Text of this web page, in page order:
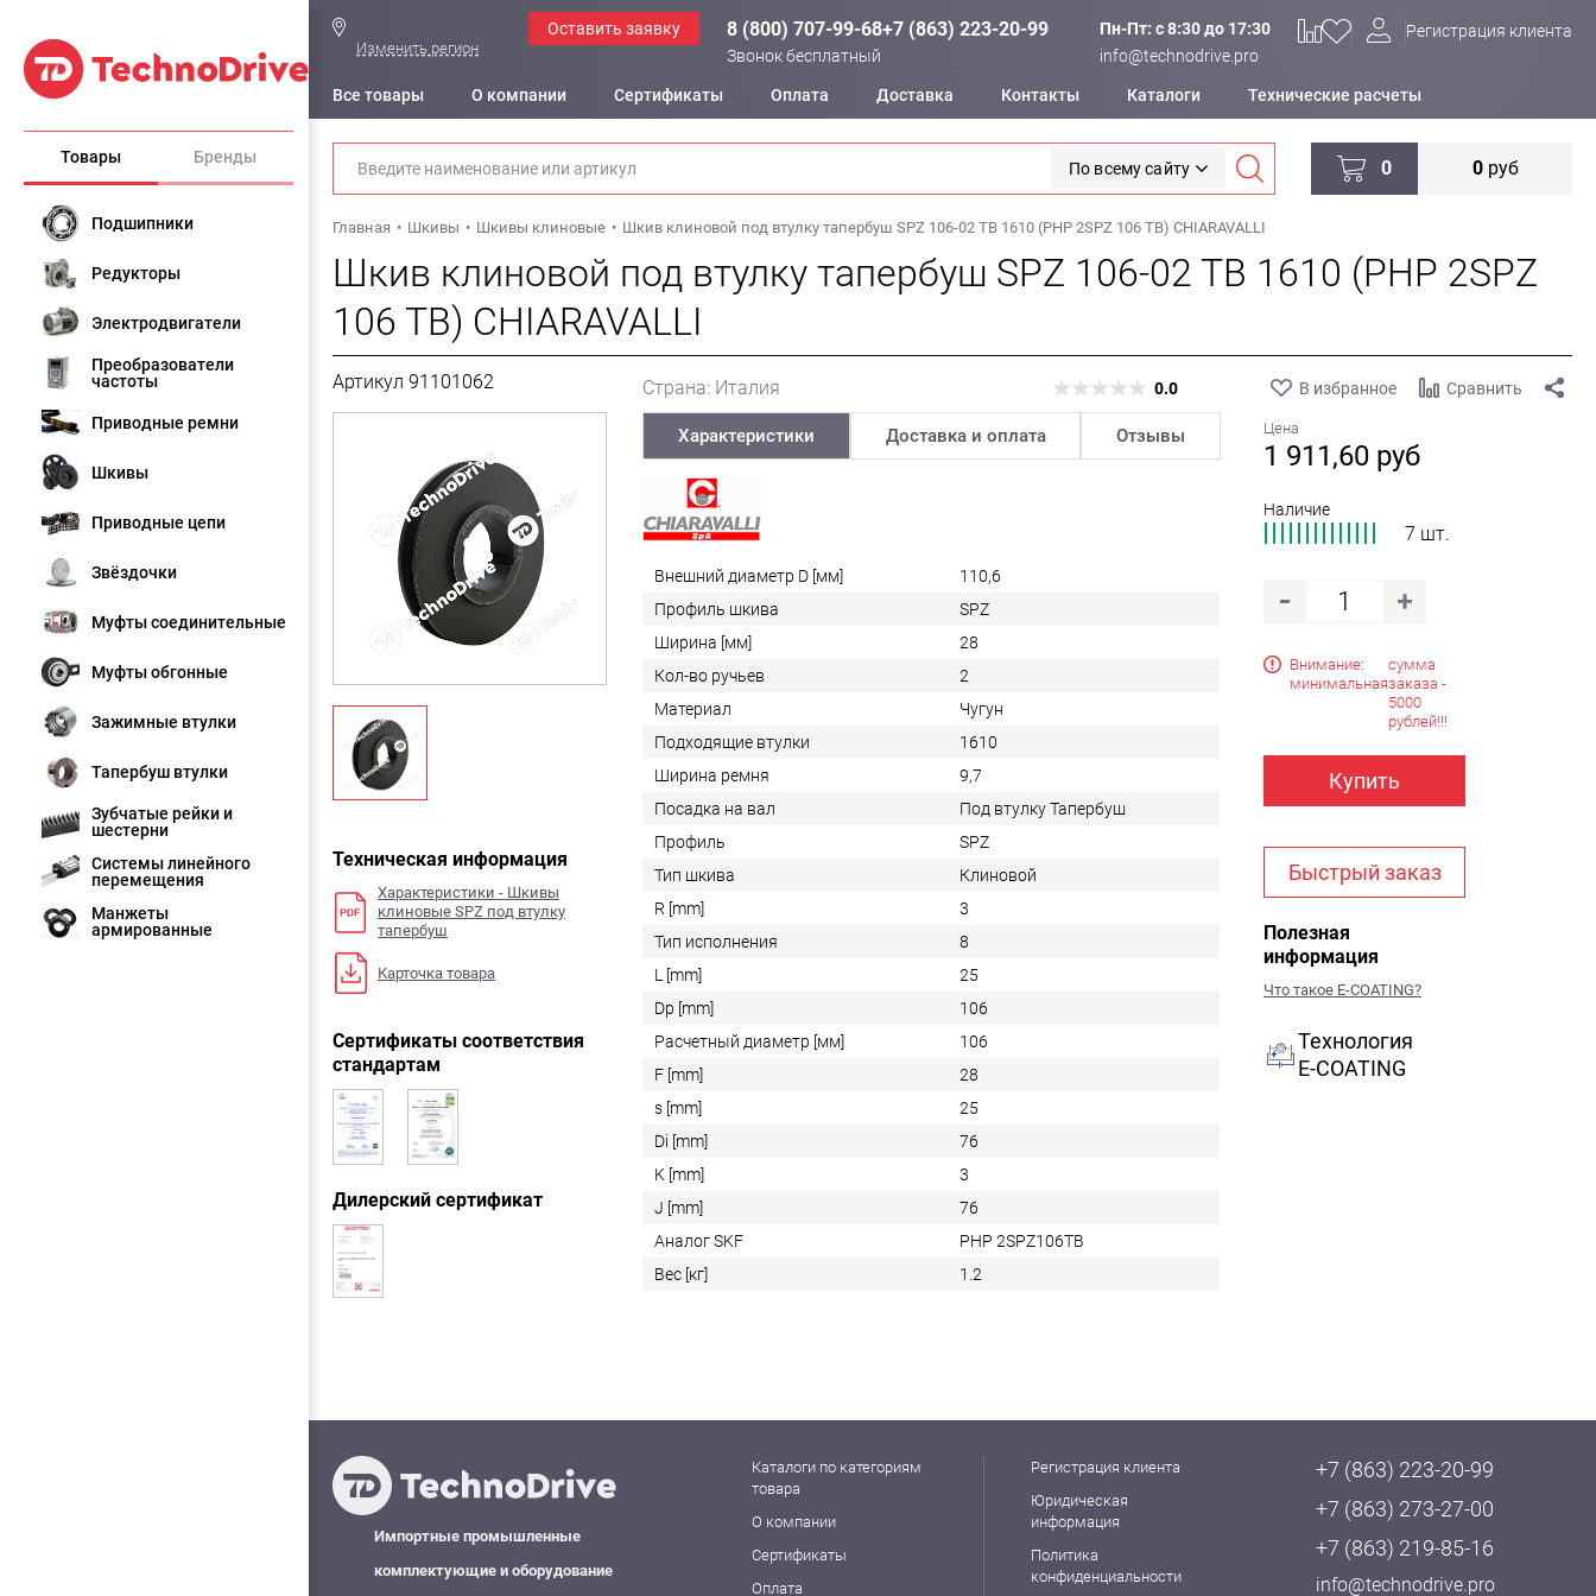
Товары Бренды
Подшипники
Редукторы
Электродвигатели
Преобразователи
частоты
Приводные ремни
Шкивы
Приводные цепи
Звёздочки
Муфты соединительные
Муфты обгонные
Зажимные втулки
Тапербуш втулки
Зубчатые рейки и
шестерни
Системы линейного
перемещения
Манжеты
армированные
Изменить регион
Оставить заявку 8 (800) 707-99-68+7 (863) 223-20-99
Звонок бесплатный
Пн-Пт: c 8:30 до 17:30
info@technodrive.pro
Регистрация клиента
Все товары О компании Сертификаты Оплата Доставка Контакты Каталоги Технические расчеты
По всему сайту 0 0руб
Главная Шкивы Шкивы клиновые Шкив клиновой под втулку тапербуш SPZ 106-02 TB 1610 (PHP 2SPZ 106 TB) CHIARAVALLI
Шкив клиновой под втулку тапербуш SPZ 106-02 TB 1610 (PHP 2SPZ
106 TB) CHIARAVALLI
Артикул 91101062 Страна: Италия 0.0 В избранное Сравнить
Техническая информация
Характеристики - Шкивы
клиновые SPZ под втулку
тапербуш
Карточка товара
Сертификаты соответствия
стандартам
Дилерский сертификат
Цена
1 911,60 руб
Наличие
7 шт.
Внимание:
минимальная
сумма
заказа -
5000
рублей!!!
Купить
Быстрый заказ
Полезная
информация
Что такое E-COATING?
Технология
E-COATING
Характеристики Доставка и оплата Отзывы
Внешний диаметр D [мм]
110,6
Профиль шкива
SPZ
Ширина [мм]
28
Кол-во ручьев
2
Материал
Чугун
Подходящие втулки
1610
Ширина ремня
9,7
Посадка на вал
Под втулку Тапербуш
Профиль
SPZ
Тип шкива
Клиновой
R [mm]
3
Тип исполнения
8
L [mm]
25
Dp [mm]
106
Расчетный диаметр [мм]
106
F [mm]
28
s [mm]
25
Di [mm]
76
K [mm]
3
J [mm]
76
Аналог SKF
PHP 2SPZ106TB
Вес [кг]
1.2
Импортные промышленные
комплектующие и оборудование
Каталоги по категориям
товара
О компании
Сертификаты
Оплата
Регистрация клиента
Юридическая
информация
Политика
конфиденциальности
+7 (863) 223-20-99
+7 (863) 273-27-00
+7 (863) 219-85-16
info@technodrive.pro